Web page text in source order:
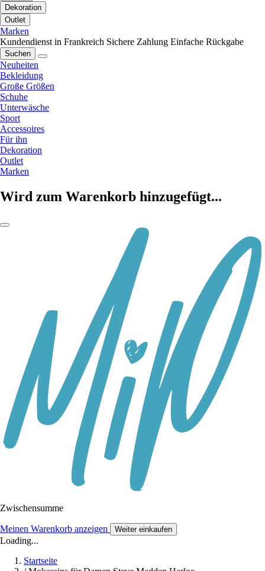
Dekoration
Outlet
Marken
Kundendienst in Frankreich Sichere Zahlung Einfache Rückgabe
Suchen
Neuheiten
Bekleidung
Große Größen
Schuhe
Unterwäsche
Sport
Accessoires
Für ihn
Dekoration
Outlet
Marken
Wird zum Warenkorb hinzugefügt...
Zwischensumme
Meinen Warenkorb anzeigen Weiter einkaufen
Loading...
Startseite